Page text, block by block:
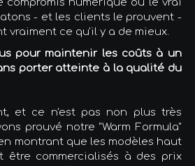
- et les clients le prouvent -
vraiment ce qu'il y a de mieux.
pour maintenir les coûts à un
porter atteinte à la qualité du
et ce n'est pas non plus très
prouvé notre "Warm Formula"
montrant que les modèles haut
être commercialisés à des prix